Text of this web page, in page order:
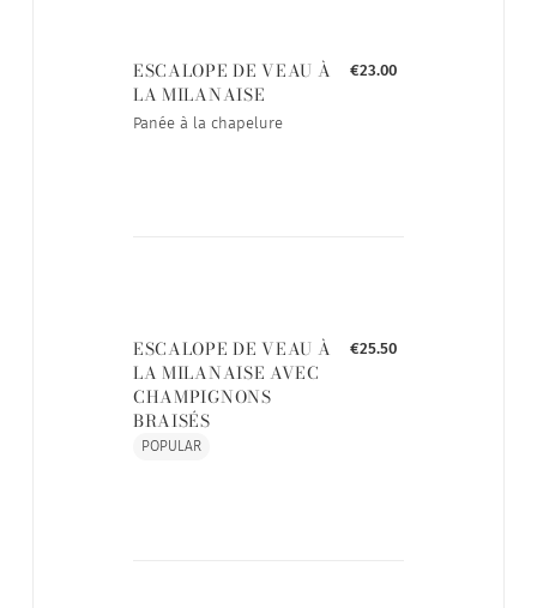
ESCALOPE DE VEAU À
LA MILANAISE
Panée à la chapelure
€23.00
ESCALOPE DE VEAU À
LA MILANAISE AVEC
CHAMPIGNONS
BRAISÉS
POPULAR
€25.50